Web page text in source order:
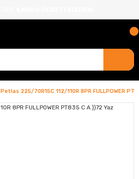
Petlas 225/70R15C 112/110R 8PR FULLPOWER